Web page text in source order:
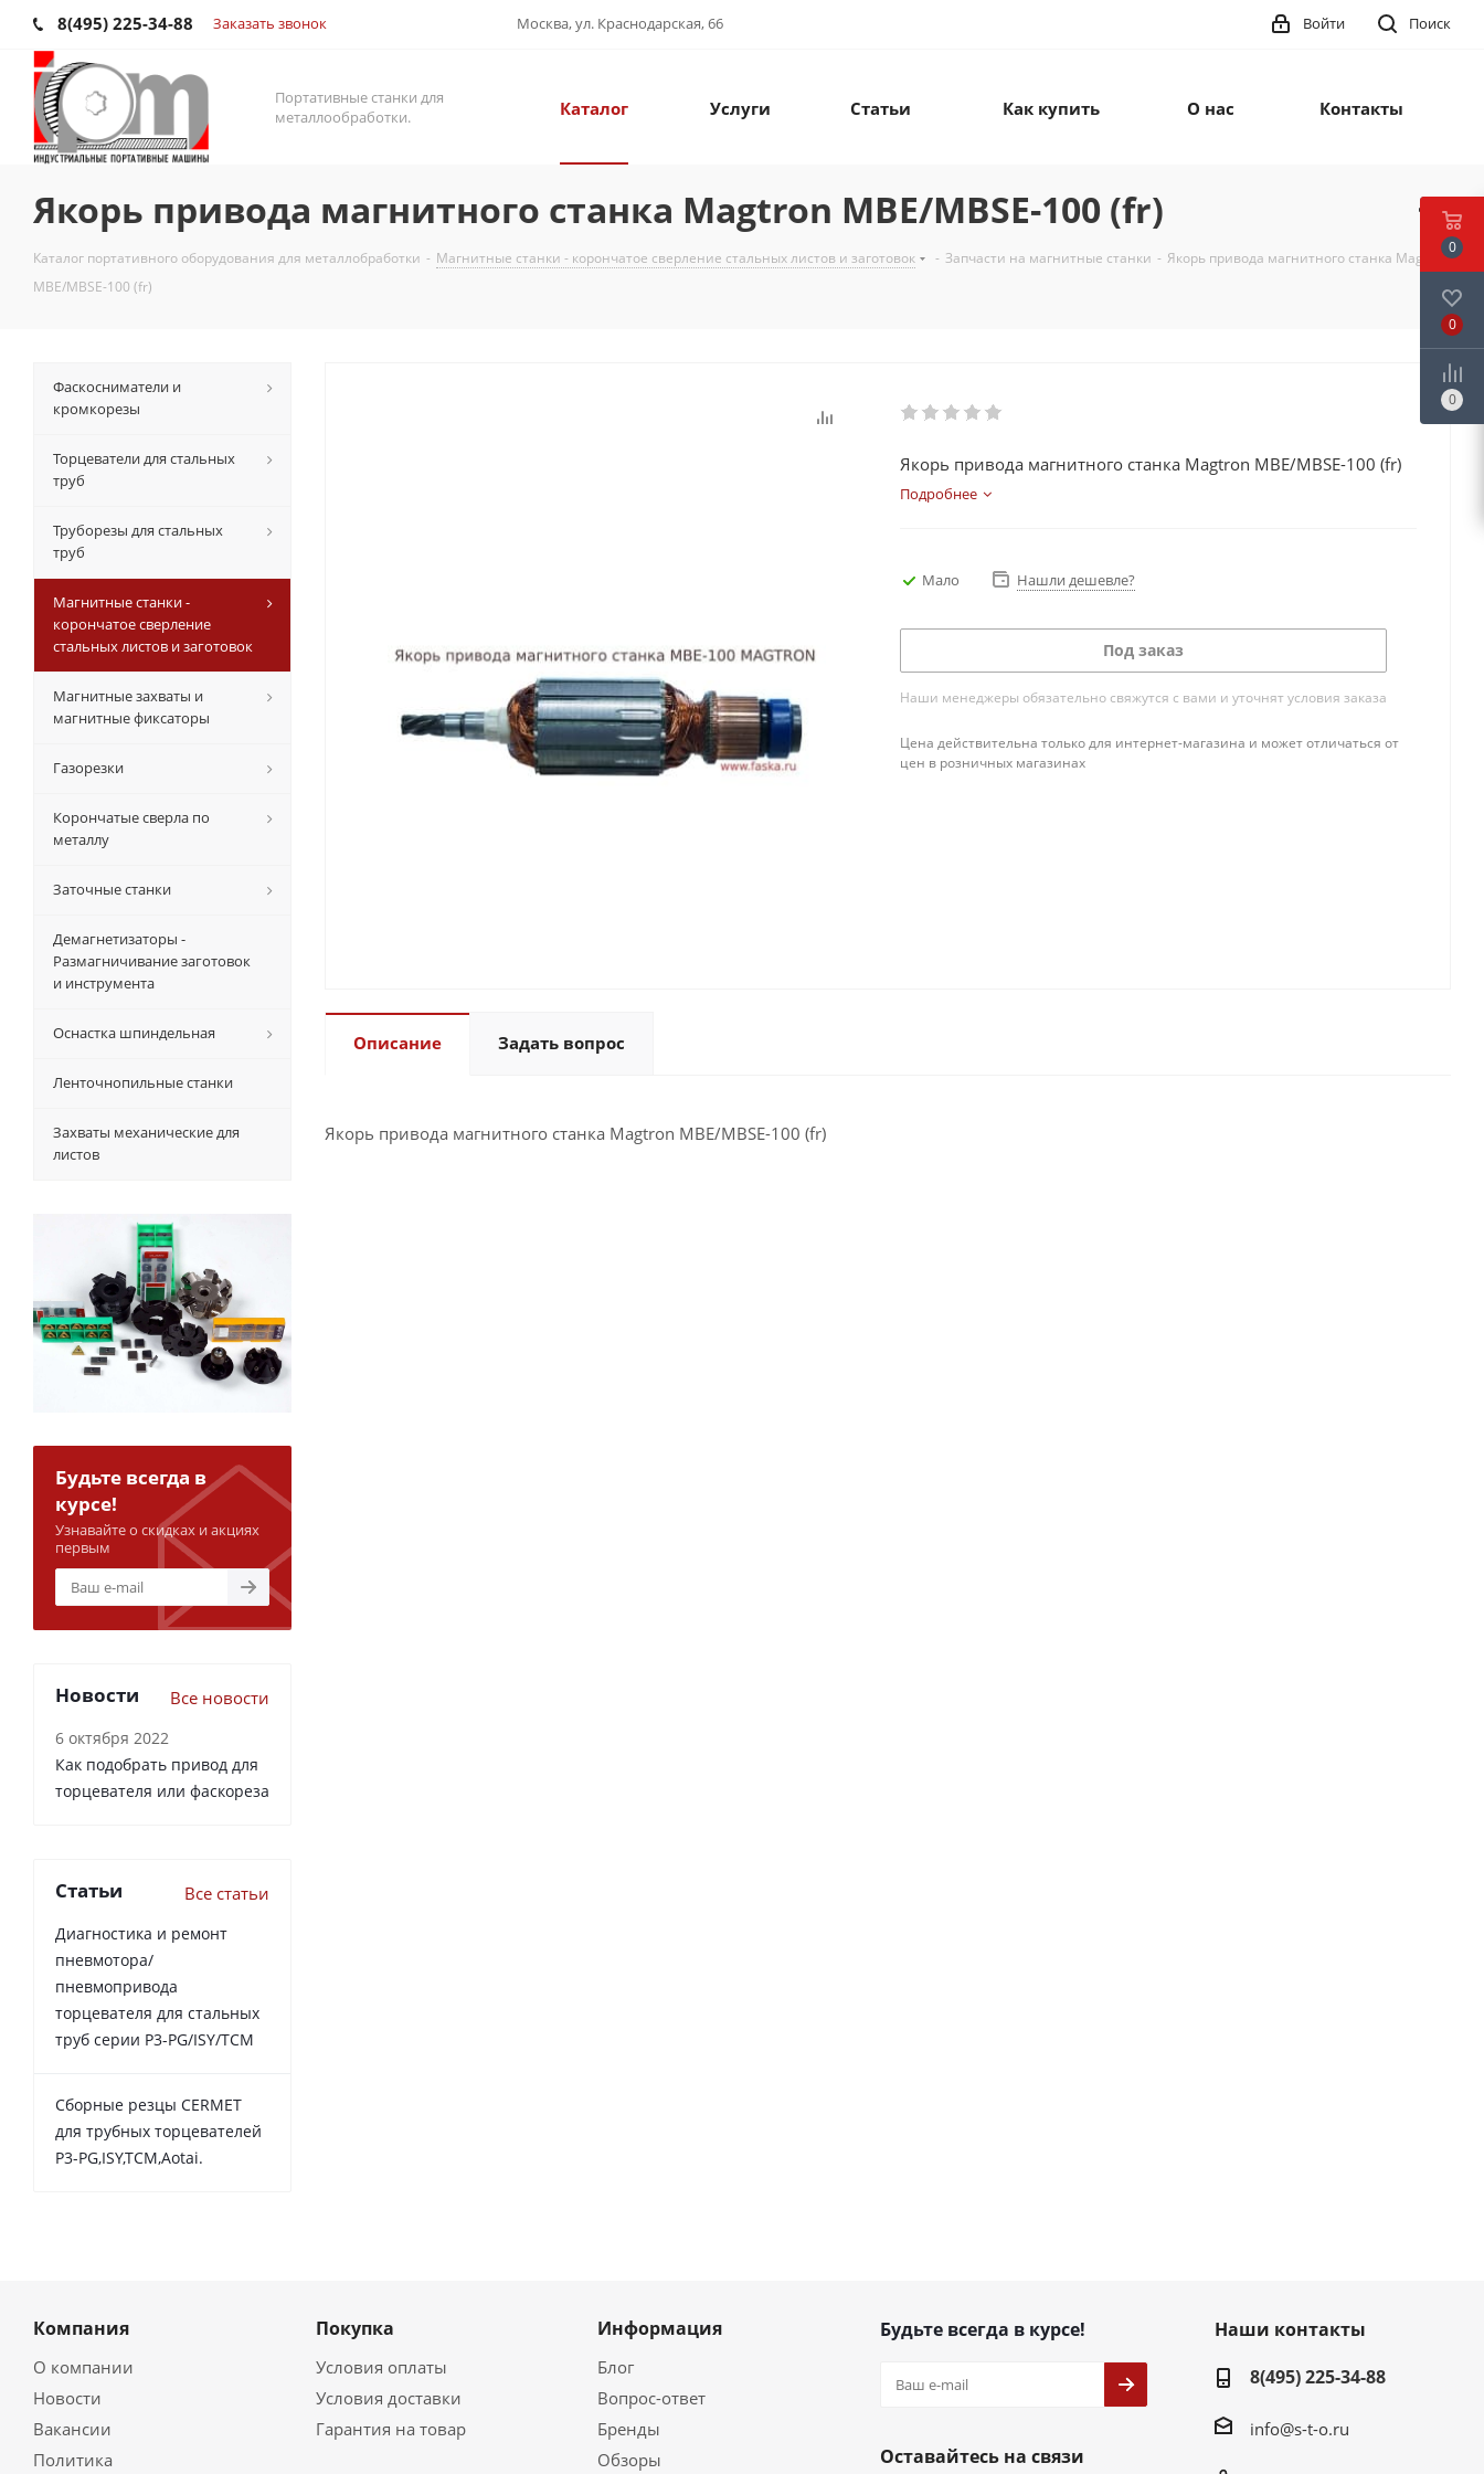
8(495) 225-34-88 Заказать звонок Москва, ул. Краснодарская, 66 Поиск
Войти
Портативные станки для
металлообработки.
Каталог Услуги Статьи Как купить О нас Контакты
Якорь привода магнитного станка Magtron MBE/MBSE-100 (fr)
Каталог портативного оборудования для металлобработки - Магнитные станки - корончатое сверление стальных листов и заготовок - Запчасти на магнитные станки - Якорь привода магнитного станка Magtron
MBE/MBSE-100 (fr)
Якорь привода магнитного станка Magtron MBE/MBSE-100 (fr)
Подробнее
Мало Нашли дешевле?
Под заказ
Наши менеджеры обязательно свяжутся с вами и уточнят условия заказа
Цена действительна только для интернет-магазина и может отличаться от
цен в розничных магазинах
Описание Задать вопрос
Якорь привода магнитного станка Magtron MBE/MBSE-100 (fr)
Фаскосниматели и
кромкорезы
Торцеватели для стальных
труб
Труборезы для стальных
труб
Магнитные станки -
корончатое сверление
стальных листов и заготовок
Магнитные захваты и
магнитные фиксаторы
Газорезки
Корончатые сверла по
металлу
Заточные станки
Демагнетизаторы -
Размагничивание заготовок
и инструмента
Оснастка шпиндельная
Ленточнопильные станки
Захваты механические для
листов
Будьте всегда в
курсе!
Узнавайте о скидках и акциях
первым
Новости Все новости
6 октября 2022
Как подобрать привод для
торцевателя или фаскореза
Статьи Все статьи
Диагностика и ремонт
пневмотора/
пневмопривода
торцевателя для стальных
труб серии P3-PG/ISY/TCM
Сборные резцы CERMET
для трубных торцевателей
P3-PG,ISY,TCM,Aotai.
Компания
О компании
Новости
Вакансии
Политика
Покупка
Условия оплаты
Условия доставки
Гарантия на товар
Информация
Блог
Вопрос-ответ
Бренды
Обзоры
Будьте всегда в курсе!
Оставайтесь на связи
Наши контакты
8(495) 225-34-88
info@s-t-o.ru
0
0
0